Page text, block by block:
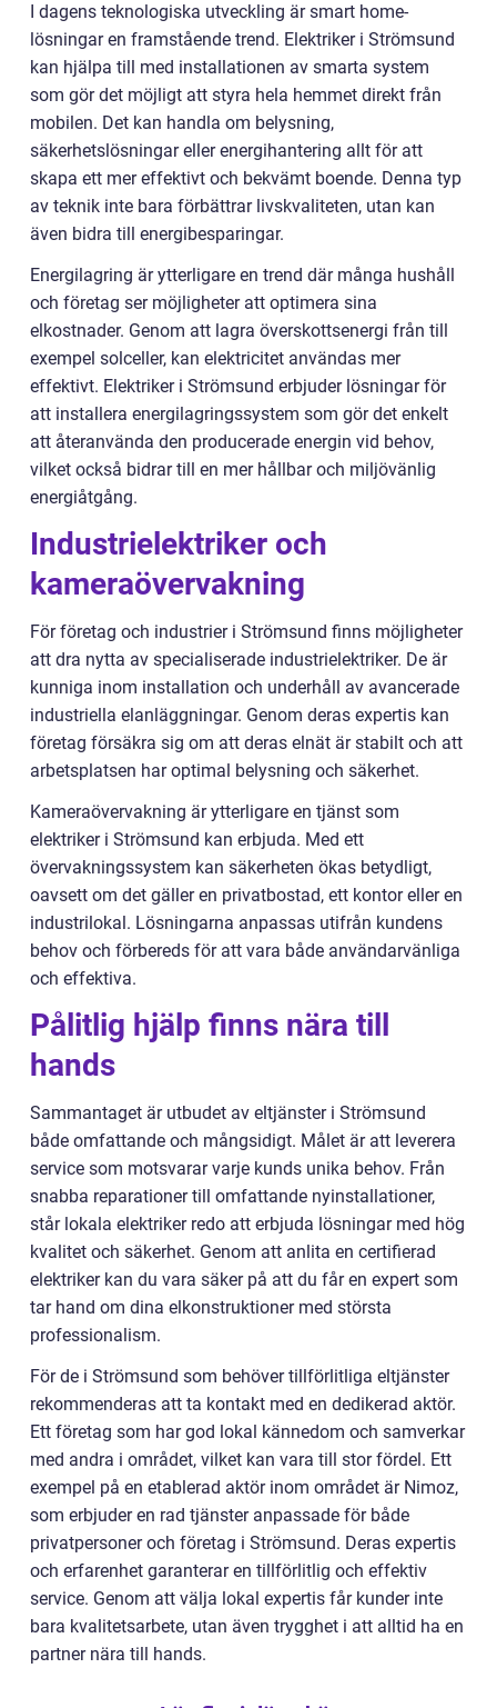
I dagens teknologiska utveckling är smart home-
lösningar en framstående trend. Elektriker i Strömsund
kan hjälpa till med installationen av smarta system
som gör det möjligt att styra hela hemmet direkt från
mobilen. Det kan handla om belysning,
säkerhetslösningar eller energihantering allt för att
skapa ett mer effektivt och bekvämt boende. Denna typ
av teknik inte bara förbättrar livskvaliteten, utan kan
även bidra till energibesparingar.
Energilagring är ytterligare en trend där många hushåll
och företag ser möjligheter att optimera sina
elkostnader. Genom att lagra överskottsenergi från till
exempel solceller, kan elektricitet användas mer
effektivt. Elektriker i Strömsund erbjuder lösningar för
att installera energilagringssystem som gör det enkelt
att återanvända den producerade energin vid behov,
vilket också bidrar till en mer hållbar och miljövänlig
energiåtgång.
Industrielektriker och
kameraövervakning
För företag och industrier i Strömsund finns möjligheter
att dra nytta av specialiserade industrielektriker. De är
kunniga inom installation och underhåll av avancerade
industriella elanläggningar. Genom deras expertis kan
företag försäkra sig om att deras elnät är stabilt och att
arbetsplatsen har optimal belysning och säkerhet.
Kameraövervakning är ytterligare en tjänst som
elektriker i Strömsund kan erbjuda. Med ett
övervakningssystem kan säkerheten ökas betydligt,
oavsett om det gäller en privatbostad, ett kontor eller en
industrilokal. Lösningarna anpassas utifrån kundens
behov och förbereds för att vara både användarvänliga
och effektiva.
Pålitlig hjälp finns nära till
hands
Sammantaget är utbudet av eltjänster i Strömsund
både omfattande och mångsidigt. Målet är att leverera
service som motsvarar varje kunds unika behov. Från
snabba reparationer till omfattande nyinstallationer,
står lokala elektriker redo att erbjuda lösningar med hög
kvalitet och säkerhet. Genom att anlita en certifierad
elektriker kan du vara säker på att du får en expert som
tar hand om dina elkonstruktioner med största
professionalism.
För de i Strömsund som behöver tillförlitliga eltjänster
rekommenderas att ta kontakt med en dedikerad aktör.
Ett företag som har god lokal kännedom och samverkar
med andra i området, vilket kan vara till stor fördel. Ett
exempel på en etablerad aktör inom området är Nimoz,
som erbjuder en rad tjänster anpassade för både
privatpersoner och företag i Strömsund. Deras expertis
och erfarenhet garanterar en tillförlitlig och effektiv
service. Genom att välja lokal expertis får kunder inte
bara kvalitetsarbete, utan även trygghet i att alltid ha en
partner nära till hands.